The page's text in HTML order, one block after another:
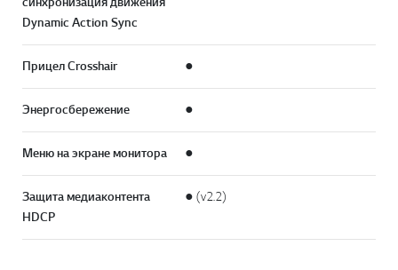
Dynamic Action Sync
Прицел Crosshair ●
Энергосбережение ●
Меню на экране монитора ●
Защита медиаконтента
HDCP
● (v2.2)